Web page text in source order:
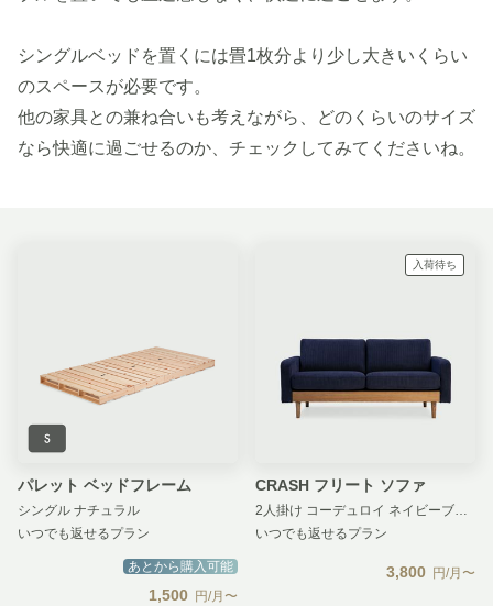
シングルベッドを置くには畳1枚分より少し大きいくらい
のスペースが必要です。
他の家具との兼ね合いも考えながら、どのくらいのサイズ
なら快適に過ごせるのか、チェックしてみてくださいね。
パレット ベッドフレーム
シングル ナチュラル
いつでも返せるプラン
あとから購入可能
1,500 円/月〜
入荷待ち
CRASH フリート ソファ
2人掛け コーデュロイ ネイビーブルー
いつでも返せるプラン
3,800 円/月〜